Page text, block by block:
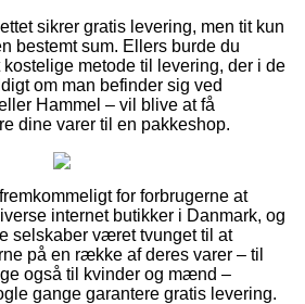
sikrer gratis levering, men tit kun
bestemt sum. Ellers burde du
metode til levering, der i de
om man befinder sig ved
Hammel – vil blive at få
dine varer til en pakkeshop.
for forbrugerne at
internet butikker i Danmark, og
selskaber været tvunget til at
på en række af deres varer – til
også til kvinder og mænd –
gange garantere gratis levering.